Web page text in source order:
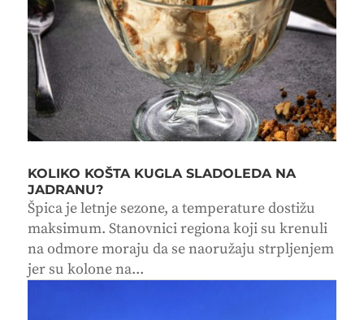
KOLIKO KOŠTA KUGLA SLADOLEDA NA
JADRANU?
Špica je letnje sezone, a temperature dostižu
maksimum. Stanovnici regiona koji su krenuli
na odmore moraju da se naoružaju strpljenjem
jer su kolone na...